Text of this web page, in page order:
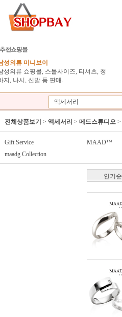
성의류 미니보이
성의류 쇼핑몰, 스몰사이즈, 티셔츠, 청
지, 나시, 신발 등 판매.
액세서리
전체상품보기 > 액세서리 > 메드스튜디오 >
Gift Service MAAD™
maadg Collection
인기순